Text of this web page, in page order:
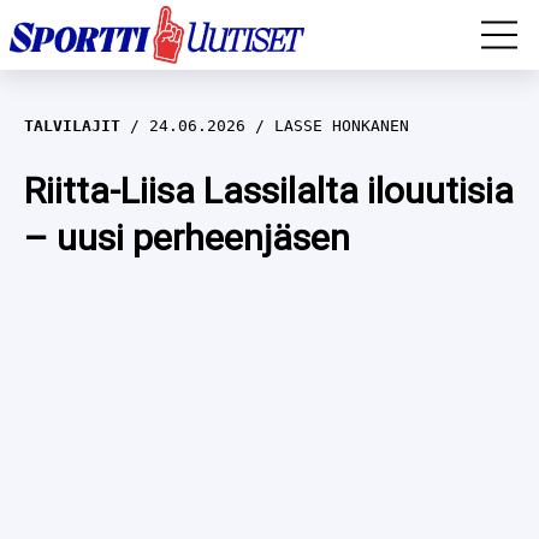
EM-YLEISURHEILU
JÄÄKIEKKO
YLEISURHEILU
TALVILAJIT 24.06.2026 LASSE HONKANEN
Riitta-Liisa Lassilalta ilouutisia
– uusi perheenjäsen